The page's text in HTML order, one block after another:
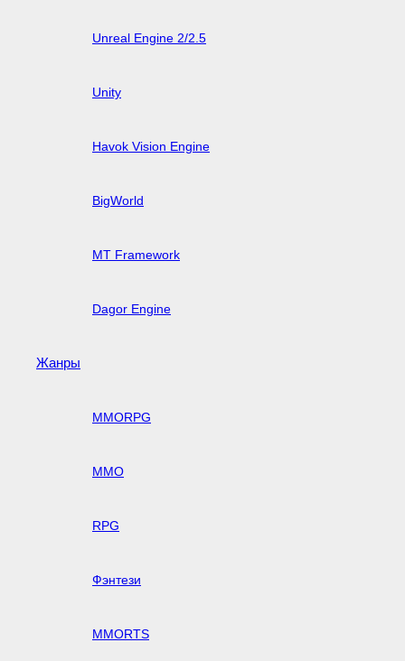
Unreal Engine 2/2.5
Unity
Havok Vision Engine
BigWorld
MT Framework
Dagor Engine
Жанры
MMORPG
MMO
RPG
Фэнтези
MMORTS